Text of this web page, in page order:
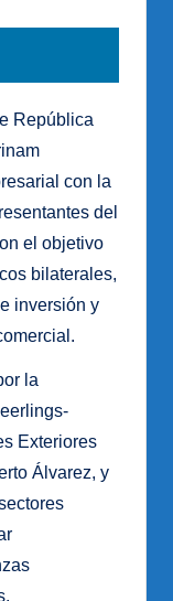
República
con la
del
el objetivo
bilaterales,
inversión y
la
Exteriores
Álvarez, y